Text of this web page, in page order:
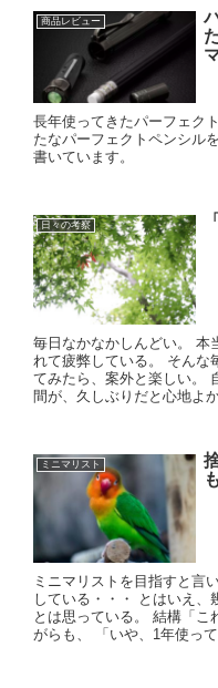
商品レビュー
長年使ってきたパーフェク
たなパーフェクトペンシル
書いています。
日々の考察
毎日なかなかしんどい。 本
れて疲弊している。 そんな
てみたら、案外と楽しい。
間が、久しぶりだと心地よ
ミニマリスト
ミニマリストを目指すと言
している・・・ とはいえ、
とは思っている。 結構「こ
がらも、 「いや、1年使っ